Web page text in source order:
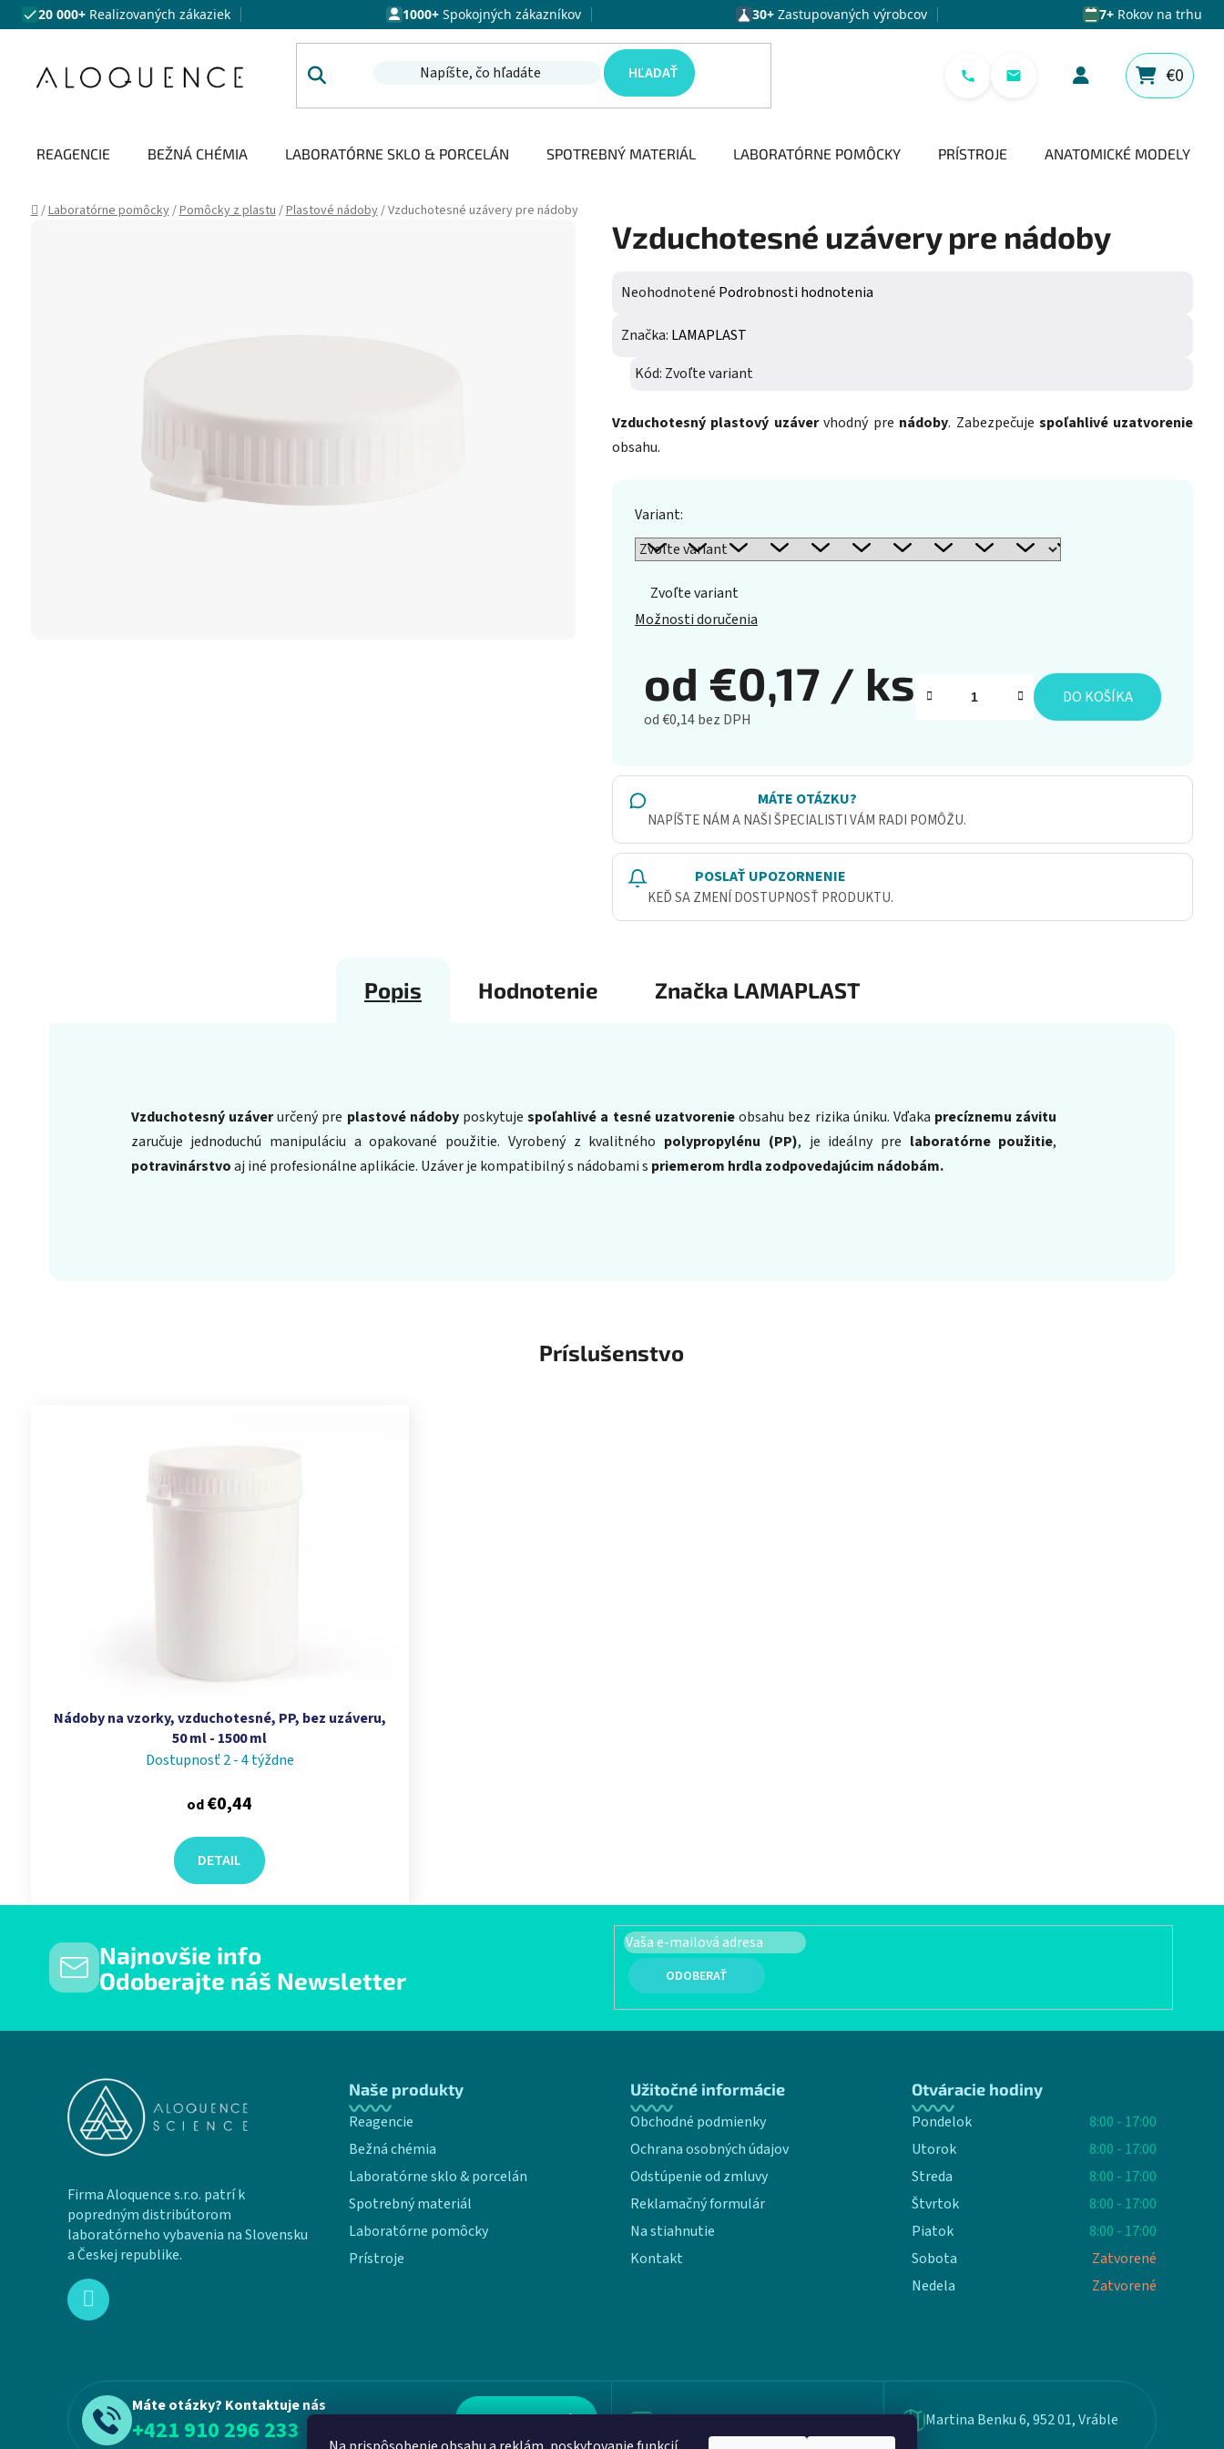
Prejsť na obsah
20 000+ Realizovaných zákaziek 1000+Spokojných zákazníkov 30+ Zastupovaných výrobcov 7+Rokov na trhu
HĽADAŤ
NÁKUPNÝ
€0
REAGENCIE BEŽNÁ CHÉMIA LABORATÓRNE SKLO & PORCELÁN SPOTREBNÝ MATERIÁL LABORATÓRNE POMÔCKY PRÍSTROJE ANATOMICKÉ MODELY
Domov
/Laboratórne pomôcky/Pomôcky z plastu /Plastové nádoby/Vzduchotesné uzávery pre nádoby
Vzduchotesné uzávery pre nádoby
Priemerné hodnotenie produktu je 0,0 z 5 hviezdičiek.
Neohodnotené Podrobnosti hodnotenia
Značka: LAMAPLAST
Kód: Zvoľte variant
Vzduchotesný plastový uzávervhodný pre nádoby. Zabezpečuje spoľahlivé uzatvorenie
obsahu.
Variant:
Zvoľte variant
Možnosti doručenia
od €0,17 / ks
od€0,14bez DPH
DO KOŠÍKA
MÁTE OTÁZKU?
NAPÍŠTE NÁM A NAŠI ŠPECIALISTI VÁM RADI POMÔŽU.
POSLAŤ UPOZORNENIE
KEĎ SA ZMENÍ DOSTUPNOSŤ PRODUKTU.
Popis Hodnotenie Značka LAMAPLAST
Vzduchotesný uzáverurčený pre plastové nádobyposkytujespoľahlivé a tesné uzatvorenieobsahu bez rizika úniku. Vďaka precíznemu závitu
zaručuje jednoduchú manipuláciu a opakované použitie. Vyrobený z kvalitného polypropylénu (PP), je ideálny pre laboratórne použitie,
potravinárstvoaj iné profesionálne aplikácie. Uzáver je kompatibilný s nádobami s priemerom hrdla zodpovedajúcim nádobám.
Príslušenstvo
Nádoby na vzorky, vzduchotesné, PP, bez uzáveru,
50 ml - 1500 ml
Dostupnosť 2 - 4 týždne
od€0,44
DETAIL
Najnovšie info
Odoberajte náš Newsletter
PRIHLÁSIŤ SA
Firma Aloquence s.r.o. patrí k
popredným distribútorom
laboratórneho vybavenia na Slovensku
a Českej republike.
Naše produkty
Reagencie
Bežná chémia
Laboratórne sklo & porcelán
Spotrebný materiál
Laboratórne pomôcky
Prístroje
Užitočné informácie
Obchodné podmienky
Ochrana osobných údajov
Odstúpenie od zmluvy
Reklamačný formulár
Na stiahnutie
Kontakt
Otváracie hodiny
Pondelok
8:00 - 17:00
Utorok
8:00 - 17:00
Streda
8:00 - 17:00
Štvrtok
8:00 - 17:00
Piatok
8:00 - 17:00
Sobota
Zatvorené
Nedela
Zatvorené
Máte otázky? Kontaktuje nás
+421 910 296 233 Kontaktujte nás info@aloquence.com Martina Benku 6, 952 01, Vráble